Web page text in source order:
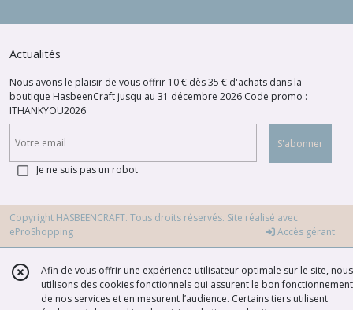
Actualités
Nous avons le plaisir de vous offrir 10 € dès 35 € d'achats dans la
boutique HasbeenCraft jusqu'au 31 décembre 2026 Code promo :
ITHANKYOU2026
S'abonner
Je ne suis pas un robot
Copyright HASBEENCRAFT. Tous droits réservés. Site réalisé avec
eProShopping
Accès gérant
Afin de vous offrir une expérience utilisateur optimale sur le site, nous
utilisons des cookies fonctionnels qui assurent le bon fonctionnement
de nos services et en mesurent l’audience. Certains tiers utilisent